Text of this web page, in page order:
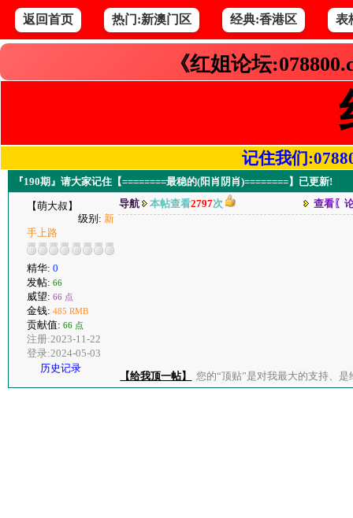
返回首页 热门:新澳门区 经典:香港区 表
《红姐论坛
记住我们
『190期』请大家记住【========最稳的(阳肖阴肖)========】已更新!
【萌大叔】
级别: 新
手上路
精华: 0
发帖: 66
威望: 66 点
金钱: 485 RMB
贡献值: 66 点
注册:2023-11-22
登录:2024-05-03
历史记录
导航 本帖查看2797次 查看〖
【给我顶一帖】 您的“顶贴”是对我最大的支持、